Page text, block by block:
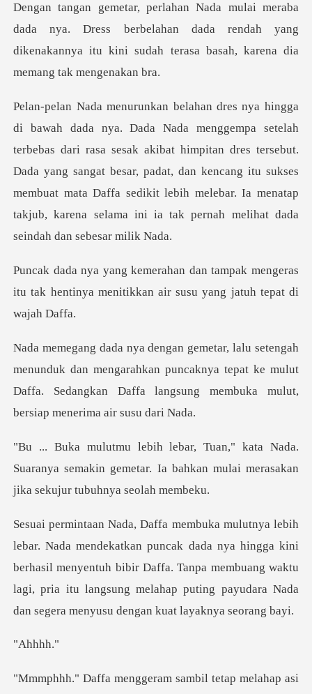
a. Dress berbelahan dada rendah yang
dikenakannya itu kin
sa sesak akibat himpitan dres tersebut.
Dada yang sangat besar, padat, dan kencang itu sukses
membuat mata Daffa se
k mengeras
itu tak hentinya menitikkan a
dan mengarahkan puncaknya tepat ke mulut
Daffa. Sedangkan Daff
ada.
Suaranya semakin gemetar. Ia bahkan mulai
nya hingga kini
berhasil menyentuh bibir Daffa. Tanpa membuang waktu
lagi, pria itu lan
hh
sambil tetap melahap asi